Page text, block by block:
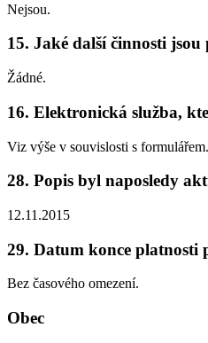
Nejsou.
15. Jaké další činnosti
Žádné.
16. Elektronická služba,
Viz výše v souvislosti s formulářem.
28. Popis byl naposledy
12.11.2015
29. Datum konce platnosti
Bez časového omezení.
Obec